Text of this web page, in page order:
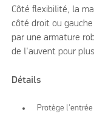
Côté flexibilité, la
côté droit ou
par une armature
de l'auvent pour
Détails
Protège